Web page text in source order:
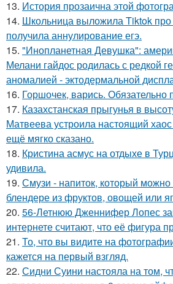
13. История прозаична этой
14. Школьница выложила Tiktok про
получила аннулирование егэ.
15. "Инопланетная Девушка":
Мелани гайдос родилась с редкой
аномалией - эктодермальной
16. Горшочек, варись. Обязательно
17. Казахстанская прыгунья в
Матвеева устроила настоящий
ещё мягко сказано.
18. Кристина асмус на отдыхе в
удивила.
19. Смузи - напиток, который можно
блендере из фруктов, овощей или
20. 56-Летнюю Дженнифер Лопес
интернете считают, что её фигура
21. То, что вы видите на
кажется на первый взгляд.
22. Сидни Суини настояла на том,